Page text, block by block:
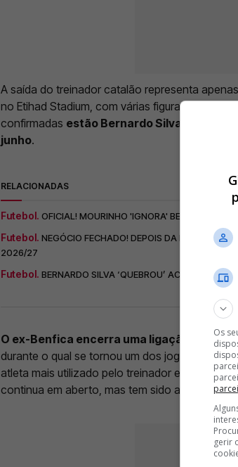
A saída do treinador catalão representa
no Etihad Stadium, com várias figuras
confirmadas estão Bernardo Silva e John
junho.
RELACIONADAS
Futebol. OFICIAL! MOURINHO 'IGNORA' BENFICA E
Futebol. NEGÓCIO FECHADO! DEPOIS DA NEGA AO
2026/27
Futebol. BERNARDO SILVA ‘QUEBROU’ ACORDO
<
O ex-Benfica encerra uma ligação de
durante o qual se tornou um dos jogadores
atleta mais utilizado pelo treinador espanhol
continua em aberto, mas tem sido associado
Os
gerir